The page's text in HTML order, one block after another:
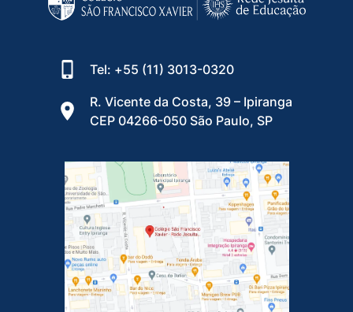
Tel: +55 (11) 3013-0320
R. Vicente da Costa, 39 – Ipiranga
CEP 04266-050 São Paulo, SP